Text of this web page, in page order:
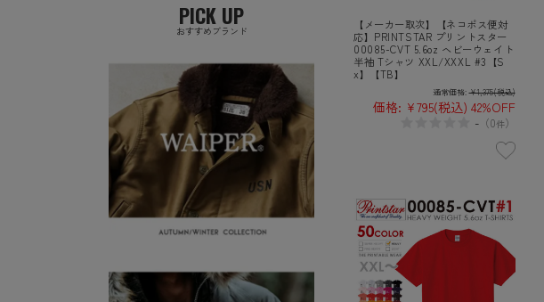
【メーカー取次】【ネコポス便対
応】PRINTSTAR プリントスター
00085-CVT 5.6oz ヘビーウェイト
半袖 Tシャツ XXL/XXXL #3【S
x】【TB】
通常価格: ¥1,375(税込)
価格: ¥795(税込) 42%OFF
-（0件）
PICK UP
おすすめブランド